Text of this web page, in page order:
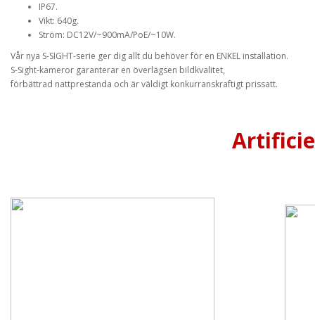
IP67.
Vikt: 640g.
Ström: DC12V/~900mA/PoE/~10W.
Vår nya S-SIGHT-serie ger dig allt du behöver för en ENKEL installation.
S-Sight-kameror garanterar en överlägsen bildkvalitet,
förbättrad nattprestanda och är väldigt konkurranskraftigt prissatt.